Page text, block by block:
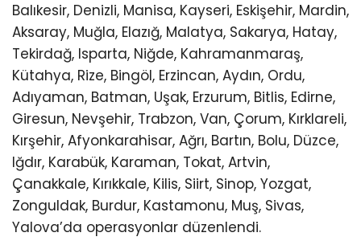
Balıkesir, Denizli, Manisa, Kayseri, Eskişehir, Mardin,
Aksaray, Muğla, Elazığ, Malatya, Sakarya, Hatay,
Tekirdağ, Isparta, Niğde, Kahramanmaraş,
Kütahya, Rize, Bingöl, Erzincan, Aydın, Ordu,
Adıyaman, Batman, Uşak, Erzurum, Bitlis, Edirne,
Giresun, Nevşehir, Trabzon, Van, Çorum, Kırklareli,
Kırşehir, Afyonkarahisar, Ağrı, Bartın, Bolu, Düzce,
Iğdır, Karabük, Karaman, Tokat, Artvin,
Çanakkale, Kırıkkale, Kilis, Siirt, Sinop, Yozgat,
Zonguldak, Burdur, Kastamonu, Muş, Sivas,
Yalova’da operasyonlar düzenlendi.